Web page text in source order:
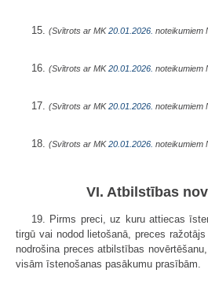
15. (Svītrots ar MK20.01.2026. noteikumiem
16. (Svītrots ar MK20.01.2026. noteikumiem
17. (Svītrots ar MK20.01.2026. noteikumiem
18. (Svītrots ar MK20.01.2026. noteikumiem
VI. Atbilstības
19. Pirms preci, uz kuru attiecas
tirgū vai nodod lietošanā, preces
nodrošina preces atbilstības
visām īstenošanas pasākumu prasībām.